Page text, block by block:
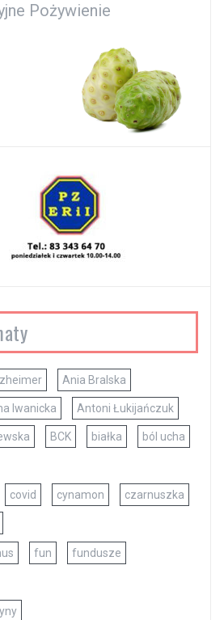
Pożywienie
Ania Bralska
Iwanicka Antoni Łukijańczuk
BCK białka ból ucha
covid cynamon czarnuszka
fun fundusze